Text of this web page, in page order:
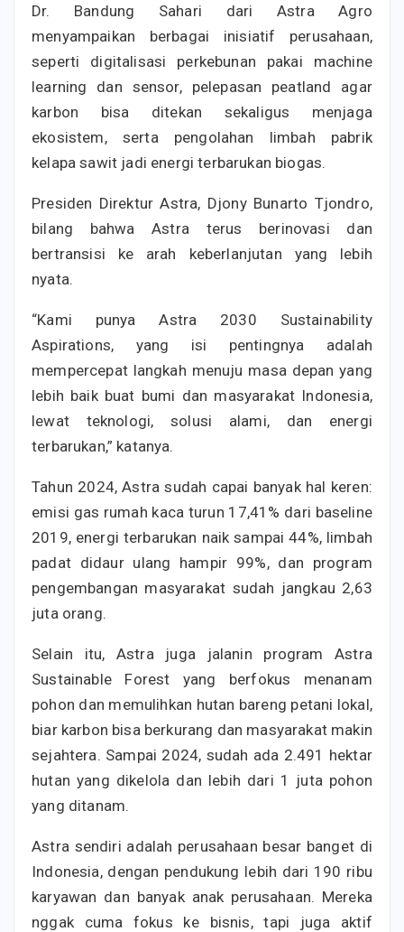
Dr. Bandung Sahari dari Astra Agro
menyampaikan berbagai inisiatif perusahaan,
seperti digitalisasi perkebunan pakai machine
learning dan sensor, pelepasan peatland agar
karbon bisa ditekan sekaligus menjaga
ekosistem, serta pengolahan limbah pabrik
kelapa sawit jadi energi terbarukan biogas.
Presiden Direktur Astra, Djony Bunarto Tjondro,
bilang bahwa Astra terus berinovasi dan
bertransisi ke arah keberlanjutan yang lebih
nyata.
“Kami punya Astra 2030 Sustainability
Aspirations, yang isi pentingnya adalah
mempercepat langkah menuju masa depan yang
lebih baik buat bumi dan masyarakat Indonesia,
lewat teknologi, solusi alami, dan energi
terbarukan,” katanya.
Tahun 2024, Astra sudah capai banyak hal keren:
emisi gas rumah kaca turun 17,41% dari baseline
2019, energi terbarukan naik sampai 44%, limbah
padat didaur ulang hampir 99%, dan program
pengembangan masyarakat sudah jangkau 2,63
juta orang.
Selain itu, Astra juga jalanin program Astra
Sustainable Forest yang berfokus menanam
pohon dan memulihkan hutan bareng petani lokal,
biar karbon bisa berkurang dan masyarakat makin
sejahtera. Sampai 2024, sudah ada 2.491 hektar
hutan yang dikelola dan lebih dari 1 juta pohon
yang ditanam.
Astra sendiri adalah perusahaan besar banget di
Indonesia, dengan pendukung lebih dari 190 ribu
karyawan dan banyak anak perusahaan. Mereka
nggak cuma fokus ke bisnis, tapi juga aktif